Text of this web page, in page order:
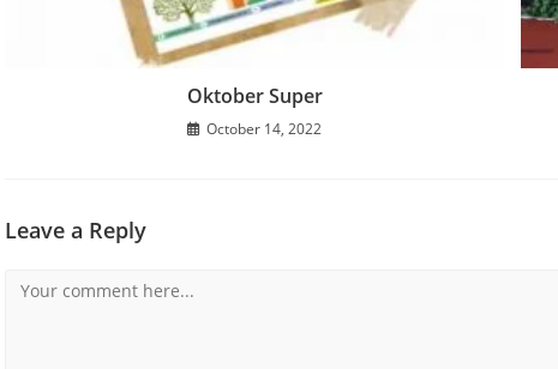
Oktober Super
October 14, 2022
Leave a Reply
Comment